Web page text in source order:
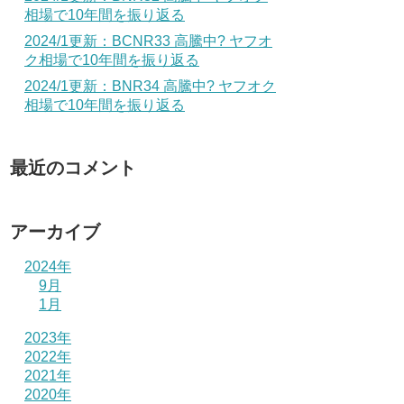
相場で10年間を振り返る
2024/1更新：BCNR33 高騰中? ヤフオ
ク相場で10年間を振り返る
2024/1更新：BNR34 高騰中? ヤフオク
相場で10年間を振り返る
最近のコメント
アーカイブ
2024年
9月
1月
2023年
2022年
2021年
2020年